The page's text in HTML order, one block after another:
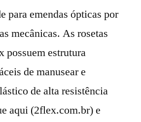
para emendas ópticas por
mecânicas. As rosetas
possuem estrutura
de manusear e
de alta resistência
aqui (2flex.com.br) e